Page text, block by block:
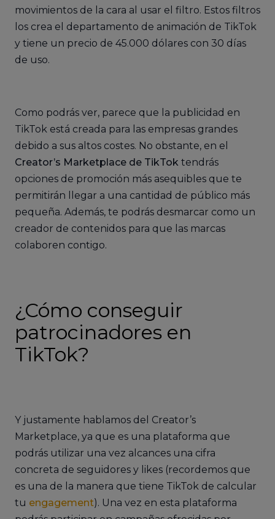
movimientos de la cara al usar el filtro. Estos filtros
los crea el departamento de animación de TikTok
y tiene un precio de 45.000 dólares con 30 días
de uso.
Como podrás ver, parece que la publicidad en
TikTok está creada para las empresas grandes
debido a sus altos costes. No obstante, en el
Creator’s Marketplace de TikTok tendrás
opciones de promoción más asequibles que te
permitirán llegar a una cantidad de público más
pequeña. Además, te podrás desmarcar como un
creador de contenidos para que las marcas
colaboren contigo.
¿Cómo conseguir
patrocinadores en
TikTok?
Y justamente hablamos del Creator’s
Marketplace, ya que es una plataforma que
podrás utilizar una vez alcances una cifra
concreta de seguidores y likes (recordemos que
es una de la manera que tiene TikTok de calcular
tu engagement). Una vez en esta plataforma